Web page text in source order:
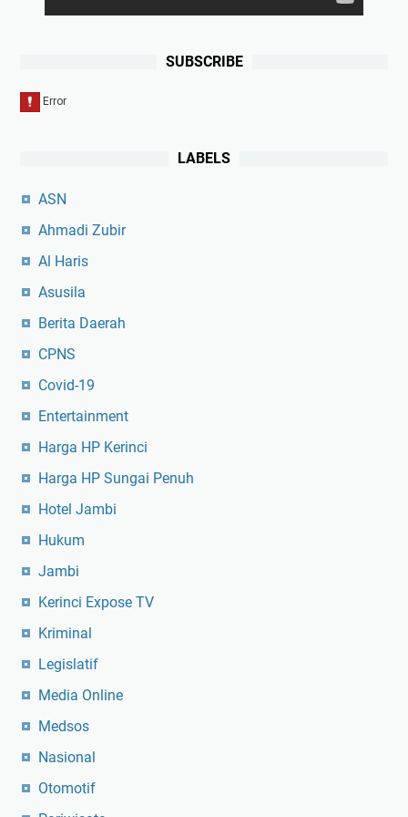
SUBSCRIBE
LABELS
ASN
Ahmadi Zubir
Al Haris
Asusila
Berita Daerah
CPNS
Covid-19
Entertainment
Harga HP Kerinci
Harga HP Sungai Penuh
Hotel Jambi
Hukum
Jambi
Kerinci Expose TV
Kriminal
Legislatif
Media Online
Medsos
Nasional
Otomotif